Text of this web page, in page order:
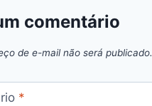
comentário
de e-mail não será publicado.
*